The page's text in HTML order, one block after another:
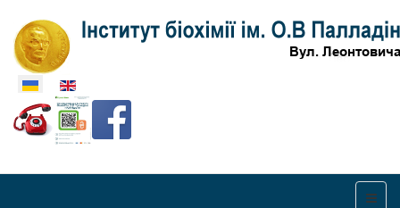
Оберіть свою мову